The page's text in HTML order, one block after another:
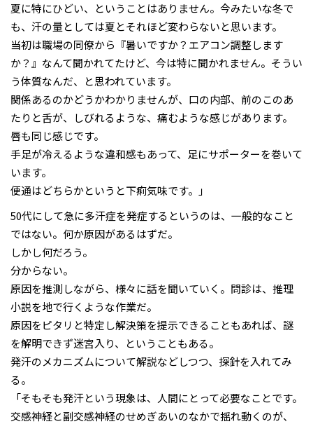
夏に特にひどい、ということはありません。今みたいな冬で
も、汗の量としては夏とそれほど変わらないと思います。
当初は職場の同僚から『暑いですか？エアコン調整します
か？』なんて聞かれてたけど、今は特に聞かれません。そうい
う体質なんだ、と思われています。
関係あるのかどうかわかりませんが、口の内部、前のこのあ
たりと舌が、しびれるような、痛むような感じがあります。
唇も同じ感じです。
手足が冷えるような違和感もあって、足にサポーターを巻いて
います。
便通はどちらかというと下痢気味です。」
50代にして急に多汗症を発症するというのは、一般的なこと
ではない。何か原因があるはずだ。
しかし何だろう。
分からない。
原因を推測しながら、様々に話を聞いていく。問診は、推理
小説を地で行くような作業だ。
原因をピタリと特定し解決策を提示できることもあれば、謎
を解明できず迷宮入り、ということもある。
発汗のメカニズムについて解説などしつつ、探針を入れてみ
る。
「そもそも発汗という現象は、人間にとって必要なことです。
交感神経と副交感神経のせめぎあいのなかで揺れ動くのが、